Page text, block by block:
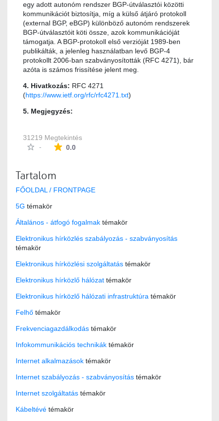
egy adott autonóm rendszer BGP-útválasztói közötti
kommunikációt biztosítja, míg a külső átjáró protokoll
(external BGP, eBGP) különböző autonóm rendszerek
BGP-útválasztóit köti össze, azok kommunikációját
támogatja. A BGP-protokoll első verzióját 1989-ben
publikálták, a jelenleg használatban levő BGP-4
protokollt 2006-ban szabványosították (RFC 4271), bár
azóta is számos frissítése jelent meg.
4. Hivatkozás: RFC 4271
(https://www.ietf.org/rfc/rfc4271.txt)
5. Megjegyzés:
31219 Megtekintés
-
0.0Az átlagos minősítés 0 csillag a lehetséges 5-
Tartalom
FŐOLDAL / FRONTPAGE
5G témakör
Általános - átfogó fogalmak témakör
Elektronikus hírközlés szabályozás - szabványosítás
témakör
Elektronikus hírközlési szolgáltatás témakör
Elektronikus hírközlő hálózat témakör
Elektronikus hírközlő hálózati infrastruktúra témakör
Felhő témakör
Frekvenciagazdálkodás témakör
Infokommunikációs technikák témakör
Internet alkalmazások témakör
Internet szabályozás - szabványosítás témakör
Internet szolgáltatás témakör
Kábeltévé témakör